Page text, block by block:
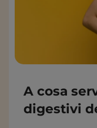
A cosa
digestivi